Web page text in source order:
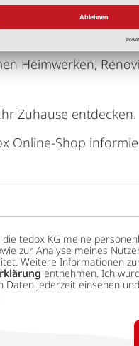
Heimwerken,
Zuhause entdecken.
Online-Shop
tedox KG meine
zur Analyse meines
Weitere Informationen
entnehmen. Ich
Daten jederzeit einsehen